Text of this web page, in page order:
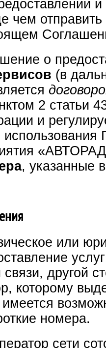
и
чем
о
(в
2 статьи
и
, указанные
или
другой
которому
номера.
сети